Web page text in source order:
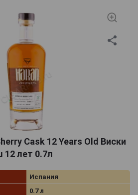
Cask 12 Years Old Виски
12 лет 0.7л
Испания
0.7 л